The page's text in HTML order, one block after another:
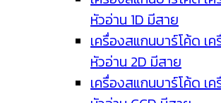
หัวอ่าน 1D มีสาย
เครื่องสแกนบาร์โค้ด เ
หัวอ่าน 2D มีสาย
เครื่องสแกนบาร์โค้ด เ